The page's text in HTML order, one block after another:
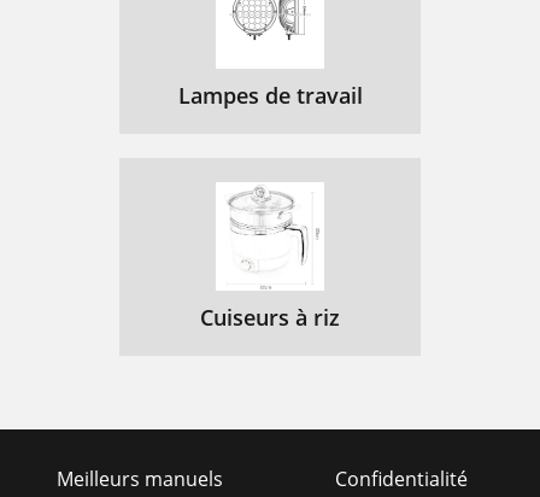
Lampes de travail
Cuiseurs à riz
Meilleurs manuels
Confidentialité